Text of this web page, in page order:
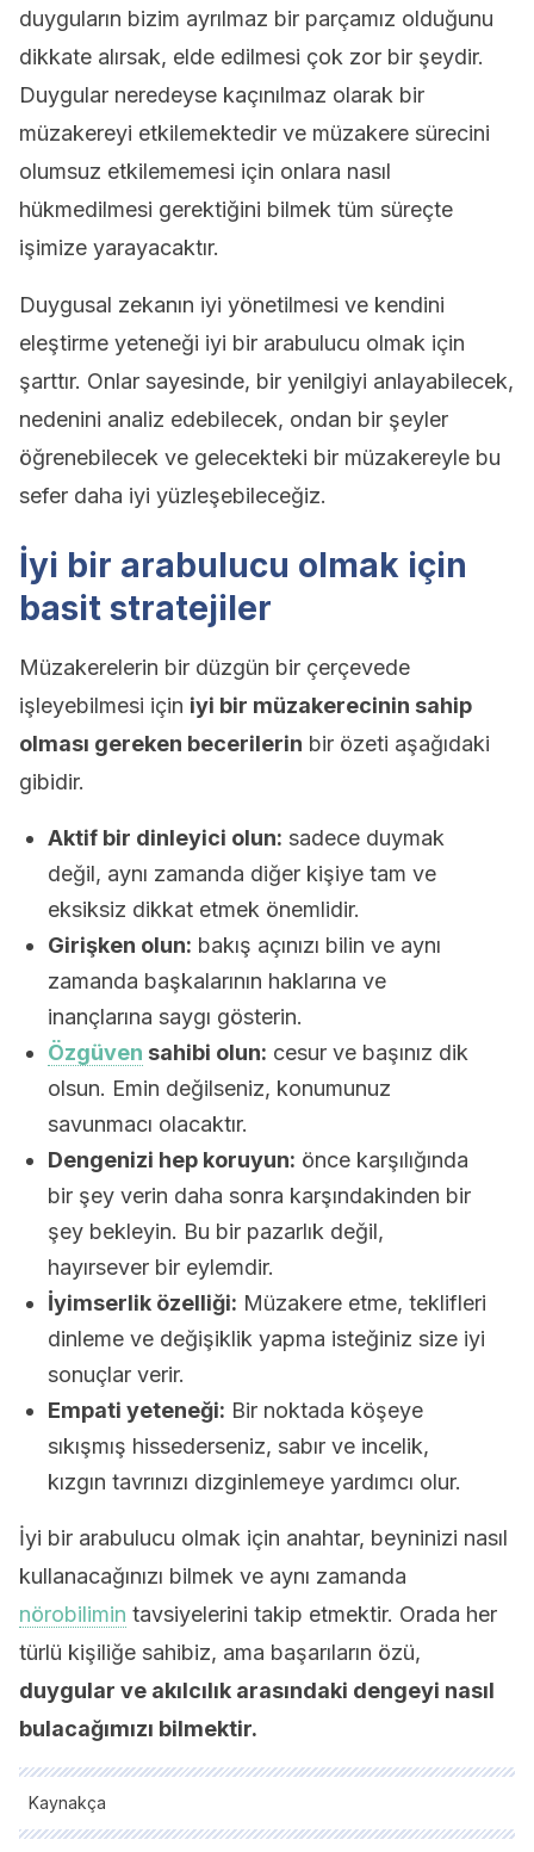
duyguların bizim ayrılmaz bir parçamız olduğunu
dikkate alırsak, elde edilmesi çok zor bir şeydir.
Duygular neredeyse kaçınılmaz olarak bir
müzakereyi etkilemektedir ve müzakere sürecini
olumsuz etkilememesi için onlara nasıl
hükmedilmesi gerektiğini bilmek tüm süreçte
işimize yarayacaktır.
Duygusal zekanın iyi yönetilmesi ve kendini
eleştirme yeteneği iyi bir arabulucu olmak için
şarttır. Onlar sayesinde, bir yenilgiyi anlayabilecek,
nedenini analiz edebilecek, ondan bir şeyler
öğrenebilecek ve gelecekteki bir müzakereyle bu
sefer daha iyi yüzleşebileceğiz.
İyi bir arabulucu olmak için
basit stratejiler
Müzakerelerin bir düzgün bir çerçevede
işleyebilmesi için iyi bir müzakerecinin sahip
olması gereken becerilerin bir özeti aşağıdaki
gibidir.
Aktif bir dinleyici olun: sadece duymak
değil, aynı zamanda diğer kişiye tam ve
eksiksiz dikkat etmek önemlidir.
Girişken olun: bakış açınızı bilin ve aynı
zamanda başkalarının haklarına ve
inançlarına saygı gösterin.
Özgüven sahibi olun: cesur ve başınız dik
olsun. Emin değilseniz, konumunuz
savunmacı olacaktır.
Dengenizi hep koruyun: önce karşılığında
bir şey verin daha sonra karşındakinden bir
şey bekleyin. Bu bir pazarlık değil,
hayırsever bir eylemdir.
İyimserlik özelliği: Müzakere etme, teklifleri
dinleme ve değişiklik yapma isteğiniz size iyi
sonuçlar verir.
Empati yeteneği: Bir noktada köşeye
sıkışmış hissederseniz, sabır ve incelik,
kızgın tavrınızı dizginlemeye yardımcı olur.
İyi bir arabulucu olmak için anahtar, beyninizi nasıl
kullanacağınızı bilmek ve aynı zamanda
nörobilimin tavsiyelerini takip etmektir. Orada her
türlü kişiliğe sahibiz, ama başarıların özü,
duygular ve akılcılık arasındaki dengeyi nasıl
bulacağımızı bilmektir.
Kaynakça
Tüm alıntı yapılan kaynaklar, kalitelerini, güvenilirliklerini,